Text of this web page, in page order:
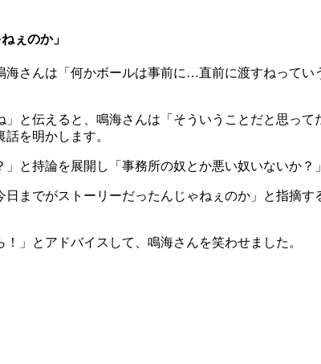
ぇのか」
さんは「何かボールは事前に…直前に渡すねって
と伝えると、鳴海さんは「そういうことだと思っ
を明かします。
と持論を展開し「事務所の奴とか悪い奴いないか
までがストーリーだったんじゃねぇのか」と指摘
」とアドバイスして、鳴海さんを笑わせました。